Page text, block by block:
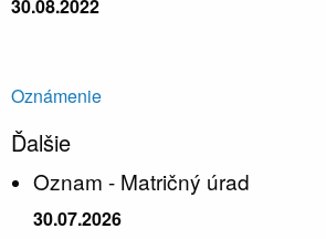
30.08.2022
Oznámenie
Ďalšie
Oznam - Matričný úrad
30.07.2026